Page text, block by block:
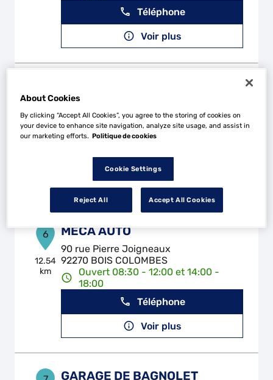
Téléphone
Voir plus
10.25
km
2 - 4 Rue Rodier
94700 MAISONS ALFORT
Ouvert 09:00 - 12:00 et 14:00 -
18:00
Téléphone
Voir plus
6
12.54
km
MECA AUTO
90 rue Pierre Joigneaux
92270 BOIS COLOMBES
Ouvert 08:30 - 12:00 et 14:00 -
18:00
Téléphone
Voir plus
GARAGE DE BAGNOLET
About Cookies
By clicking “Accept All Cookies”, you agree to the storing of cookies on
your device to enhance site navigation, analyze site usage, and assist in
our marketing efforts. Politique de cookies
Cookie Settings
Reject All Accept All Cookies